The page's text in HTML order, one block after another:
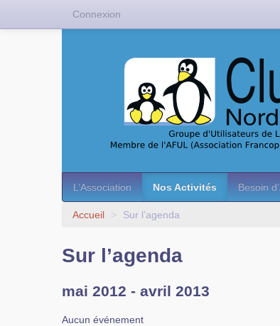
L’Association Nos Activités Besoin
Accueil > Sur l’agenda
Sur l’agenda
mai 2012 - avril 2013
Aucun événement
Connexion